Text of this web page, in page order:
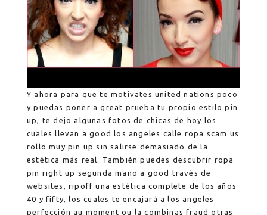
Y ahora para que te motivates united nations poco
y puedas poner a great prueba tu propio estilo pin
up, te dejo algunas fotos de chicas de hoy los
cuales llevan a good los angeles calle ropa scam us
rollo muy pin up sin salirse demasiado de la
estética más real. También puedes descubrir ropa
pin right up segunda mano a good través de
websites, ripoff una estética complete de los años
40 y fifty, los cuales te encajará a los angeles
perfección au moment ou la combinas fraud otras